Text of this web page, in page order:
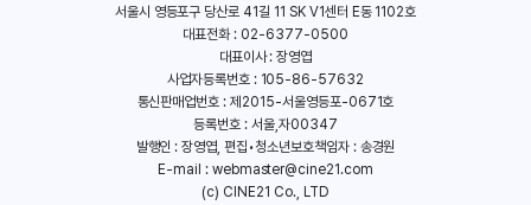
＜악의교전＞ 30초 예고편
＜악의교전＞ 본 예고편
서울시 영등포구 당산로 41길 11 SK V1센터 E동 1102호
대표전화 : 02-6377-0500
대표이사 : 장영엽
사업자등록번호 : 105-86-57632
통신판매업번호 : 제2015-서울영등포-0671호
등록번호 : 서울,자00347
발행인 : 장영엽, 편집•청소년보호책임자 : 송경원
E-mail : webmaster@cine21.com
(c) CINE21 Co., LTD